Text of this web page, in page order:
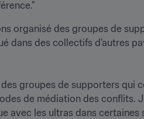
organisé des groupes de
dans des collectifs d'autres
groupes de supporters qui
de médiation des conflits.
avec les ultras dans